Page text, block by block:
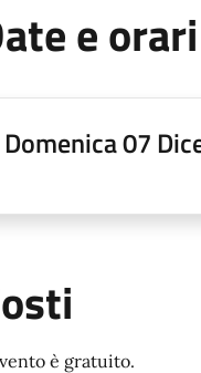
e orari
Domenica 07
è gratuito.